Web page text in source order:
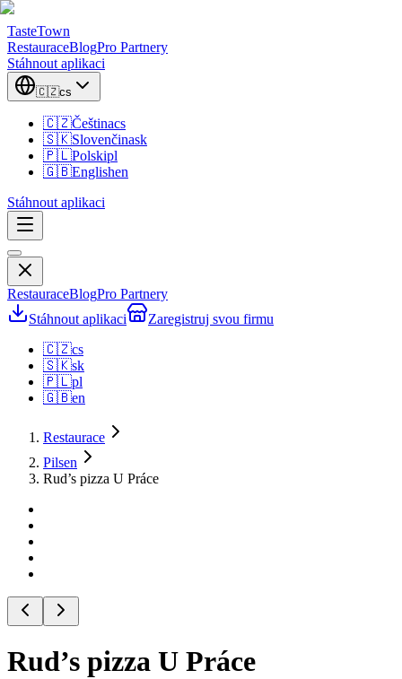
TasteTown
RestauraceBlogPro Partnery
Stáhnout aplikaci
🇨🇿cs
🇨🇿Češtinacs
🇸🇰Slovenčinask
🇵🇱Polskipl
🇬🇧Englishen
Stáhnout aplikaci
RestauraceBlogPro Partnery
Stáhnout aplikaci
Zaregistruj svou firmu
🇨🇿cs
🇸🇰sk
🇵🇱pl
🇬🇧en
Restaurace
Pilsen
Rud’s pizza U Práce
Rud’s pizza U Práce